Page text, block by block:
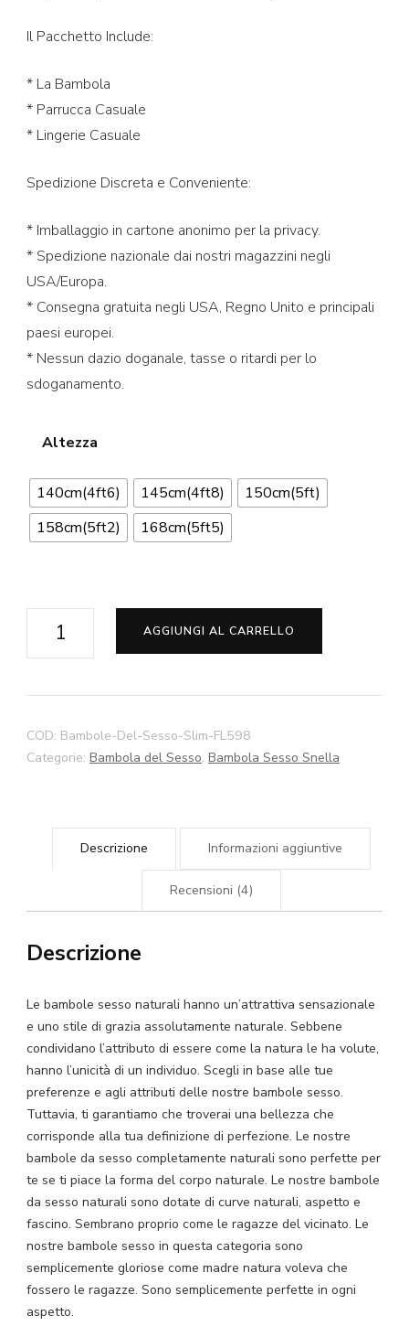
Il Pacchetto Include:
* La Bambola
* Parrucca Casuale
* Lingerie Casuale
Spedizione Discreta e Conveniente:
* Imballaggio in cartone anonimo per la privacy.
* Spedizione nazionale dai nostri magazzini negli
USA/Europa.
* Consegna gratuita negli USA, Regno Unito e principali
paesi europei.
* Nessun dazio doganale, tasse o ritardi per lo
sdoganamento.
Altezza
140cm(4ft6) 145cm(4ft8)
150cm(5ft)
158cm(5ft2)
168cm(5ft5)
x
140cm
158cm
Bambole
Naturale
AGGIUNGI AL CARRELLO
COD: Bambole-Del-Sesso-Slim-FL598
Categorie: Bambola del Sesso, Bambola Sesso Snella
Descrizione Informazioni aggiuntive
Recensioni (4)
Descrizione
Le bambole sesso naturali hanno un’attrattiva sensazionale
e uno stile di grazia assolutamente naturale. Sebbene
condividano l’attributo di essere come la natura le ha volute,
hanno l’unicità di un individuo. Scegli in base alle tue
preferenze e agli attributi delle nostre bambole sesso.
Tuttavia, ti garantiamo che troverai una bellezza che
corrisponde alla tua definizione di perfezione. Le nostre
bambole da sesso completamente naturali sono perfette per
te se ti piace la forma del corpo naturale. Le nostre bambole
da sesso naturali sono dotate di curve naturali, aspetto e
fascino. Sembrano proprio come le ragazze del vicinato. Le
nostre bambole sesso in questa categoria sono
semplicemente gloriose come madre natura voleva che
fossero le ragazze. Sono semplicemente perfette in ogni
aspetto.